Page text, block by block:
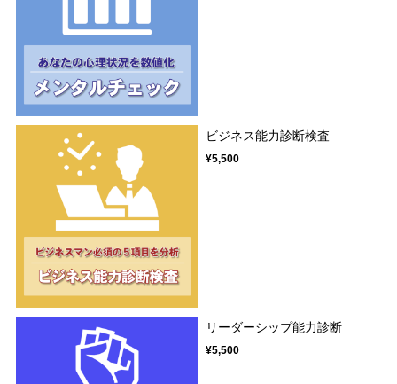
ビジネス能力診断検査
¥5,500
リーダーシップ能力診断
¥5,500